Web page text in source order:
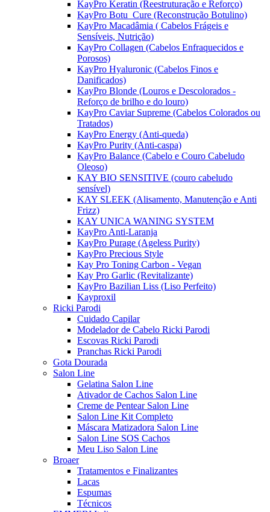
KayPro Keratin (Reestruturação e Reforço)
KayPro Botu_Cure (Reconstrução Botulino)
KayPro Macadâmia ( Cabelos Frágeis e
Sensíveis, Nutrição)
KayPro Collagen (Cabelos Enfraquecidos e
Porosos)
KayPro Hyaluronic (Cabelos Finos e
Danificados)
KayPro Blonde (Louros e Descolorados -
Reforço de brilho e do louro)
KayPro Caviar Supreme (Cabelos Colorados ou
Tratados)
KayPro Energy (Anti-queda)
KayPro Purity (Anti-caspa)
KayPro Balance (Cabelo e Couro Cabeludo
Oleoso)
KAY BIO SENSITIVE (couro cabeludo
sensível)
KAY SLEEK (Alisamento, Manutenção e Anti
Frizz)
KAY UNICA WANING SYSTEM
KayPro Anti-Laranja
KayPro Purage (Ageless Purity)
KayPro Precious Style
Kay Pro Toning Carbon - Vegan
Kay Pro Garlic (Revitalizante)
KayPro Bazilian Liss (Liso Perfeito)
Kayproxil
Ricki Parodi
Cuidado Capilar
Modelador de Cabelo Ricki Parodi
Escovas Ricki Parodi
Pranchas Ricki Parodi
Gota Dourada
Salon Line
Gelatina Salon Line
Ativador de Cachos Salon Line
Creme de Pentear Salon Line
Salon Line Kit Completo
Máscara Matizadora Salon Line
Salon Line SOS Cachos
Meu Liso Salon Line
Broaer
Tratamentos e Finalizantes
Lacas
Espumas
Técnicos